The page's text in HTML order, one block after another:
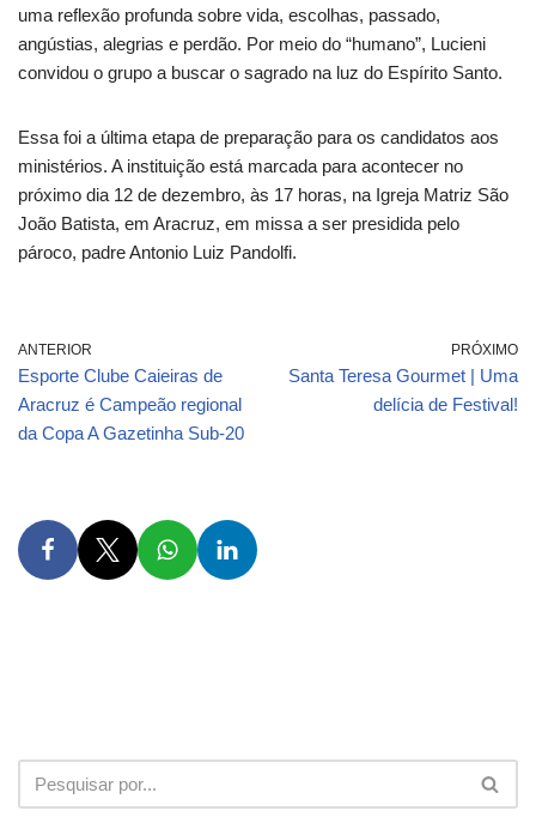
uma reflexão profunda sobre vida, escolhas, passado,
angústias, alegrias e perdão. Por meio do “humano”, Lucieni
convidou o grupo a buscar o sagrado na luz do Espírito Santo.
Essa foi a última etapa de preparação para os candidatos aos
ministérios. A instituição está marcada para acontecer no
próximo dia 12 de dezembro, às 17 horas, na Igreja Matriz São
João Batista, em Aracruz, em missa a ser presidida pelo
pároco, padre Antonio Luiz Pandolfi.
ANTERIOR
Esporte Clube Caieiras de
Aracruz é Campeão regional
da Copa A Gazetinha Sub-20
PRÓXIMO
Santa Teresa Gourmet | Uma
delícia de Festival!